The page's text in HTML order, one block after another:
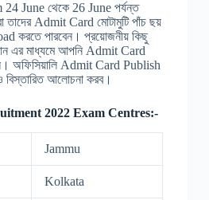
June থেকে 26 June পর্যন্ত
তাদের Admit Card মোটামুটি পাঁচ ছয়
করতে পারবেন। প্রয়োজনীয় কিছু
এর মাধ্যমে আপনি Admit Card
অফিসিয়ালি Admit Card Publish
আলোচনা করব।
2022 Exam Centres:-
Jammu
Kolkata